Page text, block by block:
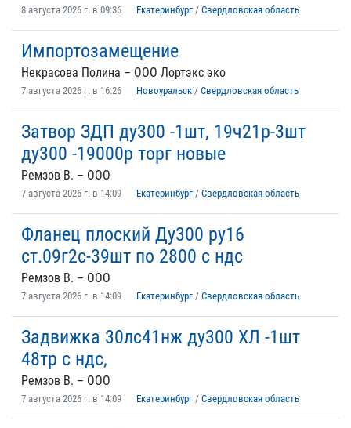
8 августа 2026 г. в 09:36 Екатеринбург / Свердловская область
Импортозамещение
Некрасова Полина – ООО Лортэкс эко
7 августа 2026 г. в 16:26 Новоуральск / Свердловская область
Затвор ЗДП ду300 -1шт, 19ч21р-3шт
ду300 -19000р торг новые
Ремзов В. – ООО
7 августа 2026 г. в 14:09 Екатеринбург / Свердловская область
Фланец плоский Ду300 ру16
ст.09г2с-39шт по 2800 с ндс
Ремзов В. – ООО
7 августа 2026 г. в 14:09 Екатеринбург / Свердловская область
Задвижка 30лс41нж ду300 ХЛ -1шт
48тр с ндс,
Ремзов В. – ООО
7 августа 2026 г. в 14:09 Екатеринбург / Свердловская область